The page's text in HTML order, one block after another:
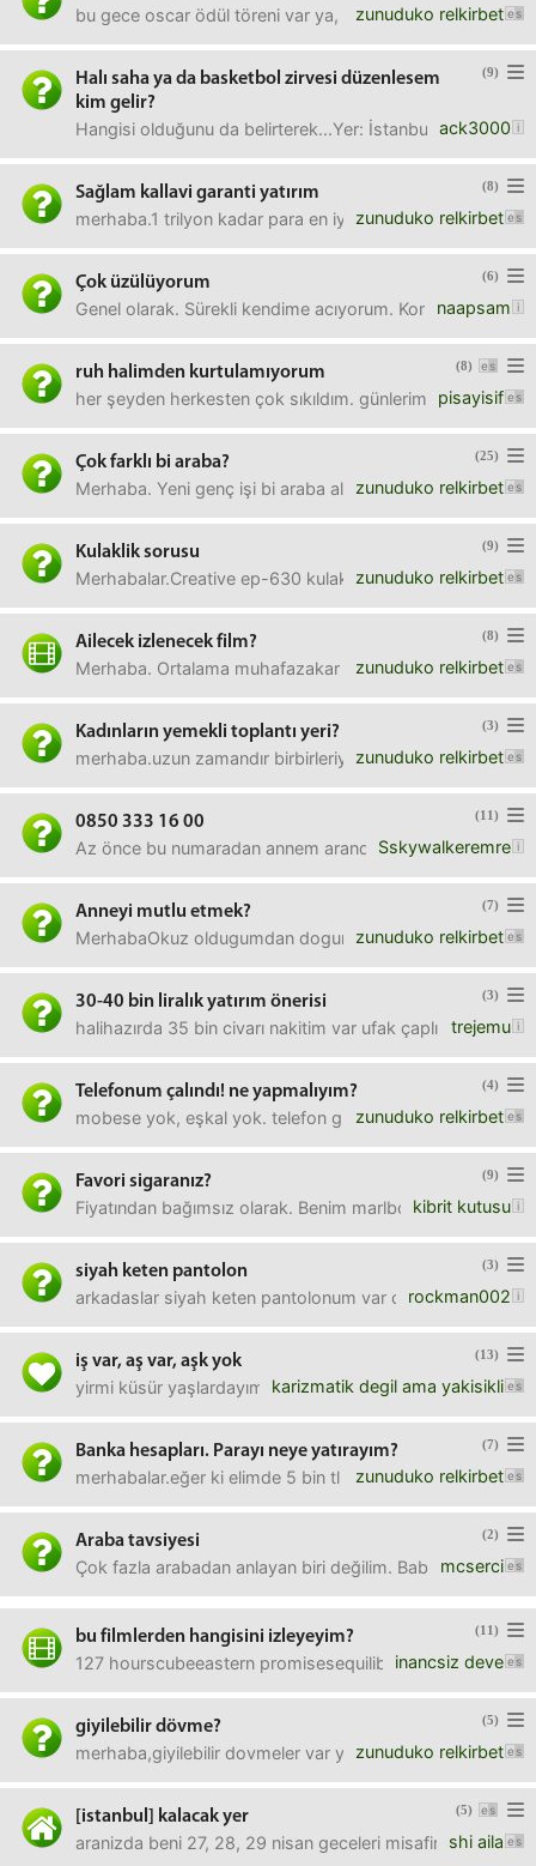
zunuduko relkirbet
bu gece oscar ödül töreni var ya, ben izlemek istiyorum
(9)
Halı saha ya da basketbol zirvesi düzenlesem
kim gelir?
ack3000
Hangisi olduğunu da belirterek...Yer: İstanbul
(8)
Sağlam kallavi garanti yatırım
zunuduko relkirbet
merhaba.1 trilyon kadar para en iyi hangi şekilde
(6)
Çok üzülüyorum
naapsam
Genel olarak. Sürekli kendime acıyorum. Komik bi şey
(8)
ruh halimden kurtulamıyorum
pisayisif
her şeyden herkesten çok sıkıldım. günlerim "akşam
(25)
Çok farklı bi araba?
zunuduko relkirbet
Merhaba. Yeni genç işi bi araba almak istiyorum. 40-45
(9)
Kulaklik sorusu
zunuduko relkirbet
Merhabalar.Creative ep-630 kulakligim 3 yil sonra
(8)
Ailecek izlenecek film?
zunuduko relkirbet
Merhaba. Ortalama muhafazakar turk ailesini rahatsiz
(3)
Kadınların yemekli toplantı yeri?
zunuduko relkirbet
merhaba.uzun zamandır birbirleriyle görüşemeyen 50
(11)
0850 333 16 00
Sskywalkeremre
Az önce bu numaradan annem arandı ve karşı tarafla
(7)
Anneyi mutlu etmek?
zunuduko relkirbet
MerhabaOkuz oldugumdan dogum gununu unuttum
(3)
30-40 bin liralık yatırım önerisi
trejemu
halihazırda 35 bin civarı nakitim var ufak çaplı yatırım
(4)
Telefonum çalındı! ne yapmalıyım?
zunuduko relkirbet
mobese yok, eşkal yok. telefon gitti onu sindirdim
(9)
Favori sigaranız?
kibrit kutusu
Fiyatından bağımsız olarak. Benim marlboro light mesela.
(3)
siyah keten pantolon
rockman002
arkadaslar siyah keten pantolonum var onun üsttüne
(13)
iş var, aş var, aşk yok
karizmatik degil ama yakisikli
yirmi küsür yaşlardayım ancak iyi bir işim, gelirim
(7)
Banka hesapları. Parayı neye yatırayım?
zunuduko relkirbet
merhabalar.eğer ki elimde 5 bin tl gibi bir miktar varsa ve
(2)
Araba tavsiyesi
mcserci
Çok fazla arabadan anlayan biri değilim. Babanın
(11)
bu filmlerden hangisini izleyeyim?
inancsiz deve
127 hourscubeeastern promisesequilibriumfour
(5)
giyilebilir dövme?
zunuduko relkirbet
merhaba,giyilebilir dovmeler var ya hani, kadin corabi
(5)
[istanbul] kalacak yer
shi aila
aranizda beni 27, 28, 29 nisan geceleri misafir